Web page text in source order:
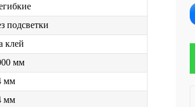
подсветки
клей
мм
мм
мм